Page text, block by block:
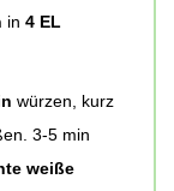
in 4 EL
würzen, kurz
3-5 min
weiße